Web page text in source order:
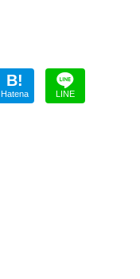
B!
Hatena LINE